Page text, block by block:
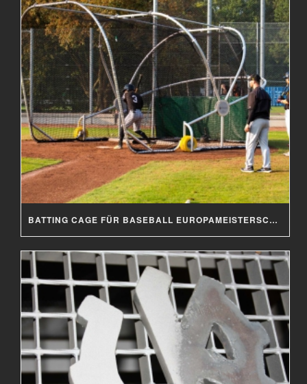
BATTING CAGE FÜR BASEBALL EUROPAMEISTERSCHAFT 2019